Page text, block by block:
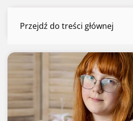
Przejdź do treści głównejJulia Tomza